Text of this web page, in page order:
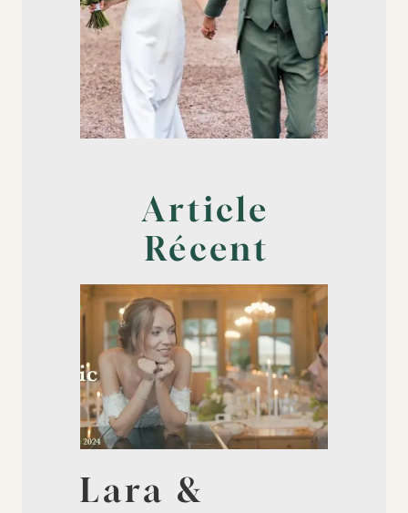
Article
Récent
Lara &